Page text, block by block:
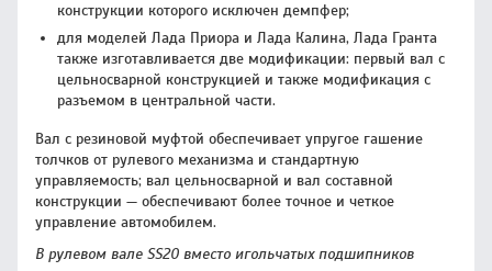
конструкции которого исключен демпфер;
для моделей Лада Приора и Лада Калина, Лада Гранта
также изготавливается две модификации: первый вал с
цельносварной конструкцией и также модификация с
разъемом в центральной части.
Вал с резиновой муфтой обеспечивает упругое гашение
толчков от рулевого механизма и стандартную
управляемость; вал цельносварной и вал составной
конструкции — обеспечивают более точное и четкое
управление автомобилем.
В рулевом вале SS20 вместо игольчатых подшипников